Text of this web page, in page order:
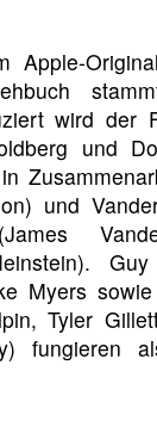
Apple-
wird der
und
und
Myers
Tyler
fungieren